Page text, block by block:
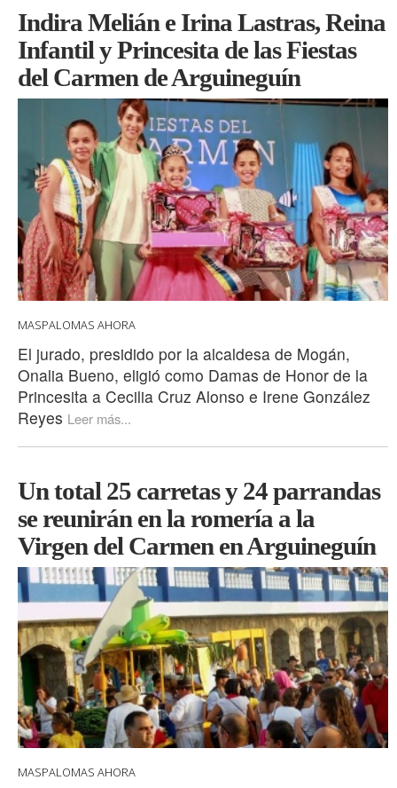
Indira Melián e Irina Lastras, Reina
Infantil y Princesita de las Fiestas
del Carmen de Arguineguín
MASPALOMAS AHORA
El jurado, presidido por la alcaldesa de Mogán,
Onalia Bueno, eligió como Damas de Honor de la
Princesita a Cecilia Cruz Alonso e Irene González
Reyes Leer más...
Un total 25 carretas y 24 parrandas
se reunirán en la romería a la
Virgen del Carmen en Arguineguín
MASPALOMAS AHORA